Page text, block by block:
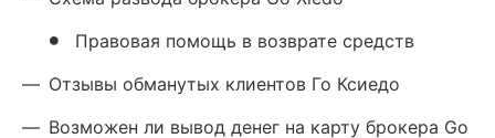
Правовая помощь в возврате средств
— Отзывы обманутых клиентов Го Ксиедо
— Возможен ли вывод денег на карту брокера Go